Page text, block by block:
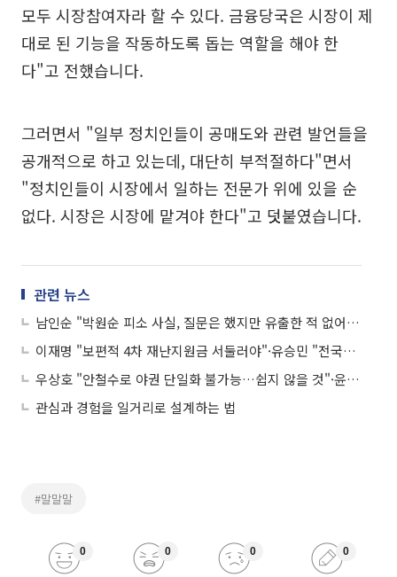
모두 시장참여자라 할 수 있다. 금융당국은 시장이 제
대로 된 기능을 작동하도록 돕는 역할을 해야 한
다"고 전했습니다.
그러면서 "일부 정치인들이 공매도와 관련 발언들을
공개적으로 하고 있는데, 대단히 부적절하다"면서
"정치인들이 시장에서 일하는 전문가 위에 있을 순
없다. 시장은 시장에 맡겨야 한다"고 덧붙였습니다.
관련 뉴스
남인순 "박원순 피소 사실, 질문은 했지만 유출한 적 없어"·고민정 "코로나 사망자 수 적은 한국, 백신 확보 늦은 것 아냐" 外
이재명 "보편적 4차 재난지원금 서둘러야"·유승민 "전국민 지원금, 매표행위를 하려는 악성 포퓰리즘" 外
우상호 "안철수로 야권 단일화 불가능…쉽지 않을 것"·윤상현 "서울시장 야권주자는 안철수…현실 겸허히 인정해야" 外
관심과 경험을 일거리로 설계하는 법
#말말말
0 0 0 0